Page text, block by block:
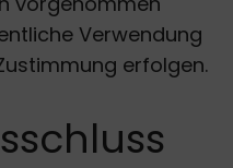
Verwendung
erfolgen.